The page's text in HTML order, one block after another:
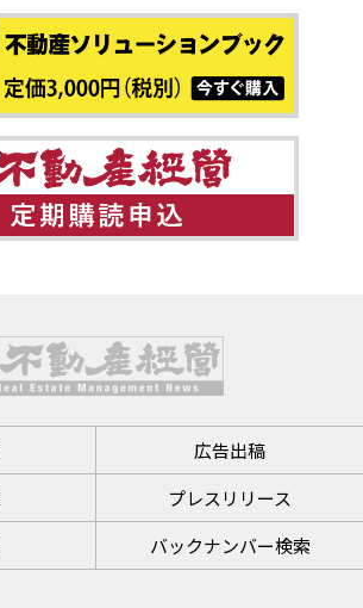
広告出稿
プレスリリース
バックナンバー検索